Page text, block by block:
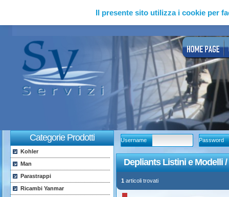
Il presente sito utilizza i cookie per
Categorie Prodotti
Kohler
Man
Parastrappi
Ricambi Yanmar
Username Password
Depliants Listini e Modelli
1 articoli trovati